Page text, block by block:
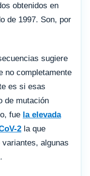
obtenidos en
de 1997. Son, por
sugiere
no completamente
es si esas
de mutación
fue la elevada
2 la que
algunas